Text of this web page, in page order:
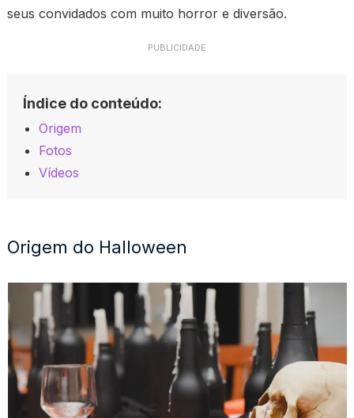
seus convidados com muito horror e diversão.
PUBLICIDADE
Índice do conteúdo:
Origem
Fotos
Vídeos
Origem do Halloween